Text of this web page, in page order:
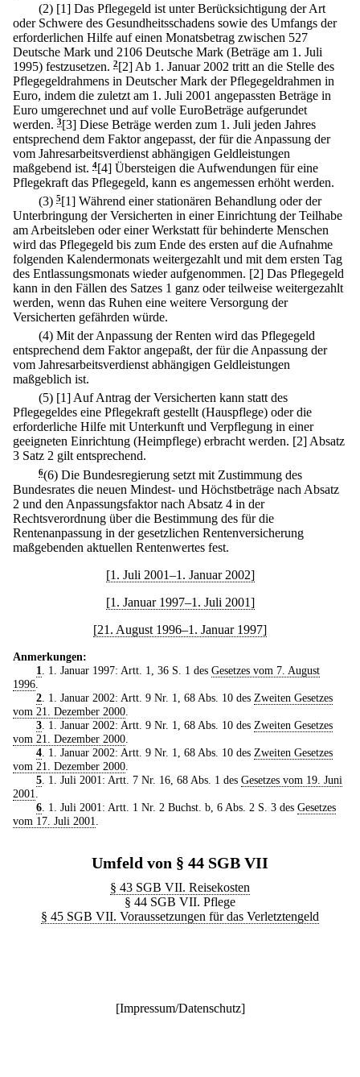
(2) [1] Das Pflegegeld ist unter Berücksichtigung der Art
oder Schwere des Gesundheitsschadens sowie des Umfangs der
erforderlichen Hilfe auf einen Monatsbetrag zwischen 527
Deutsche Mark und 2106 Deutsche Mark (Beträge am 1. Juli
1995) festzusetzen. 2[2] Ab 1. Januar 2002 tritt an die Stelle des
Pflegegeldrahmens in Deutscher Mark der Pflegegeldrahmen in
Euro, indem die zuletzt am 1. Juli 2001 angepassten Beträge in
Euro umgerechnet und auf volle EuroBeträge aufgerundet
werden. 3[3] Diese Beträge werden zum 1. Juli jeden Jahres
entsprechend dem Faktor angepasst, der für die Anpassung der
vom Jahresarbeitsverdienst abhängigen Geldleistungen
maßgebend ist. 4[4] Übersteigen die Aufwendungen für eine
Pflegekraft das Pflegegeld, kann es angemessen erhöht werden.
(3) 5[1] Während einer stationären Behandlung oder der
Unterbringung der Versicherten in einer Einrichtung der Teilhabe
am Arbeitsleben oder einer Werkstatt für behinderte Menschen
wird das Pflegegeld bis zum Ende des ersten auf die Aufnahme
folgenden Kalendermonats weitergezahlt und mit dem ersten Tag
des Entlassungsmonats wieder aufgenommen. [2] Das Pflegegeld
kann in den Fällen des Satzes 1 ganz oder teilweise weitergezahlt
werden, wenn das Ruhen eine weitere Versorgung der
Versicherten gefährden würde.
(4) Mit der Anpassung der Renten wird das Pflegegeld
entsprechend dem Faktor angepaßt, der für die Anpassung der
vom Jahresarbeitsverdienst abhängigen Geldleistungen
maßgeblich ist.
(5) [1] Auf Antrag der Versicherten kann statt des
Pflegegeldes eine Pflegekraft gestellt (Hauspflege) oder die
erforderliche Hilfe mit Unterkunft und Verpflegung in einer
geeigneten Einrichtung (Heimpflege) erbracht werden. [2] Absatz
3 Satz 2 gilt entsprechend.
6(6) Die Bundesregierung setzt mit Zustimmung des
Bundesrates die neuen Mindest- und Höchstbeträge nach Absatz
2 und den Anpassungsfaktor nach Absatz 4 in der
Rechtsverordnung über die Bestimmung des für die
Rentenanpassung in der gesetzlichen Rentenversicherung
maßgebenden aktuellen Rentenwertes fest.
[1. Juli 2001–1. Januar 2002]
[1. Januar 1997–1. Juli 2001]
[21. August 1996–1. Januar 1997]
Anmerkungen:
1
. 1. Januar 1997: Artt. 1, 36 S. 1 des Gesetzes vom 7. August
1996
2. 1. Januar 2002: Artt. 9 Nr. 1, 68 Abs. 10 des Zweiten Gesetzes
vom 21. Dezember 2000
3. 1. Januar 2002: Artt. 9 Nr. 1, 68 Abs. 10 des Zweiten Gesetzes
vom 21. Dezember 2000
4. 1. Januar 2002: Artt. 9 Nr. 1, 68 Abs. 10 des Zweiten Gesetzes
vom 21. Dezember 2000
5. 1. Juli 2001: Artt. 7 Nr. 16, 68 Abs. 1 des Gesetzes vom 19. Juni
2001
6. 1. Juli 2001: Artt. 1 Nr. 2 Buchst. b, 6 Abs. 2 S. 3 des Gesetzes
vom 17. Juli 2001
Umfeld von § 44 SGB VII
§ 43 SGB VII. Reisekosten
§ 44 SGB VII. Pflege
§ 45 SGB VII. Voraussetzungen für das Verletztengeld
[Impressum/Datenschutz]